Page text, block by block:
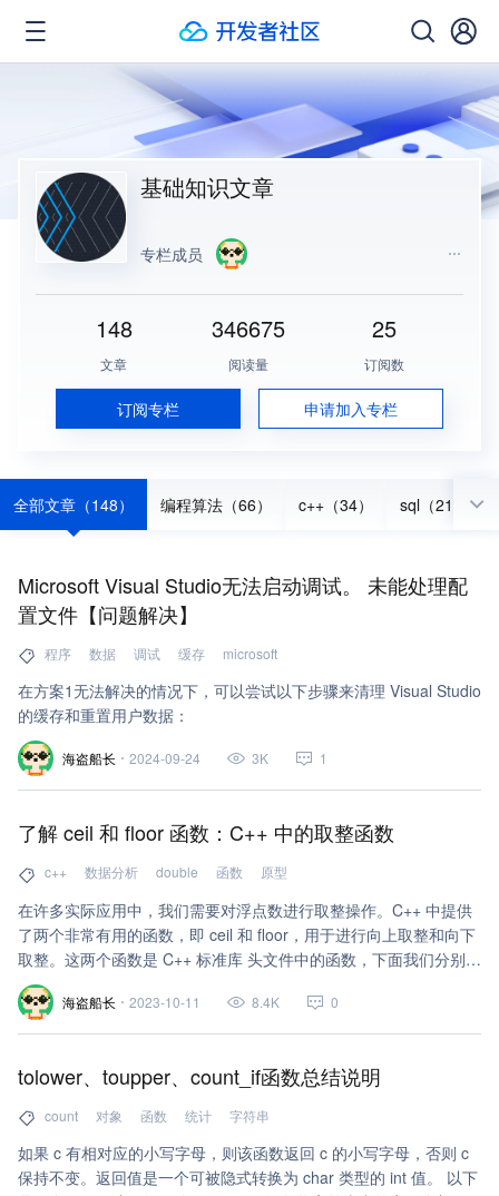
基础知识文章
专栏成员
148
文章
346675
阅读量
25
订阅数
订阅专栏 申请加入专栏
全部文章（148） 编程算法（66） c++（34） sql（21）
Microsoft Visual Studio无法启动调试。 未能处理配
置文件【问题解决】
程序 数据 调试 缓存 microsoft
在方案1无法解决的情况下，可以尝试以下步骤来清理 Visual Studio
的缓存和重置用户数据：
海盗船长 2024-09-24 3K 1
了解 ceil 和 floor 函数：C++ 中的取整函数
c++ 数据分析 double 函数 原型
在许多实际应用中，我们需要对浮点数进行取整操作。C++ 中提供
了两个非常有用的函数，即 ceil 和 floor，用于进行向上取整和向下
取整。这两个函数是 C++ 标准库 头文件中的函数，下面我们分别来
了解一下它们的具体用法和示例。
海盗船长 2023-10-11 8.4K 0
tolower、toupper、count_if函数总结说明
count 对象 函数 统计 字符串
如果 c 有相对应的小写字母，则该函数返回 c 的小写字母，否则 c
保持不变。返回值是一个可被隐式转换为 char 类型的 int 值。 以下